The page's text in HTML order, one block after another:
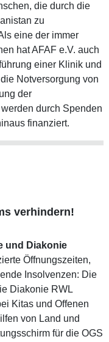
die durch die
zu
eine der immer
hat AFAF e.V. auch
einer Klinik und
Notversorgung von
der
durch Spenden
finanziert.
verhindern!
und Diakonie
Öffnungszeiten,
Insolvenzen: Die
Diakonie RWL
Kitas und Offenen
von Land und
für die OGS